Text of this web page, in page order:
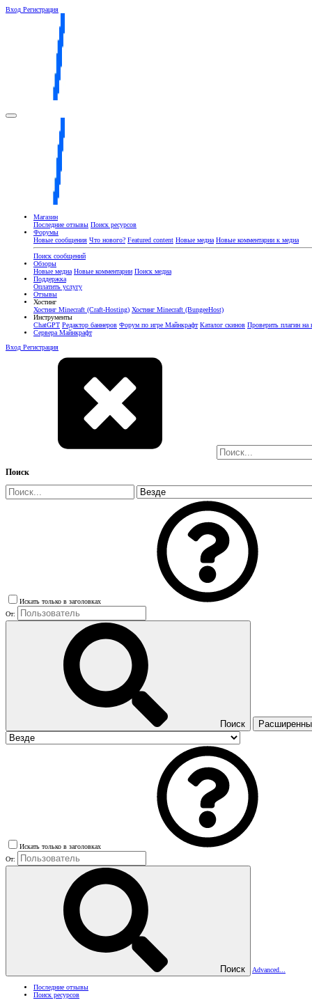
Вход Регистрация
Магазин
Последние отзывы Поиск ресурсов
Форумы
Новые сообщения Что нового? Featured content Новые медиа Новые комментарии к медиа
Поиск сообщений
Обзоры
Новые медиа Новые комментарии Поиск медиа
Поддержка
Оплатить услугу
Отзывы
Хостинг
Хостинг Minecraft (Craft-Hosting) Хостинг Minecraft (BungeeHost)
Инструменты
ChatGPT Редактор баннеров Форум по игре Майнкрафт Каталог скинов Проверить плагин на
Сервера Майнкрафт
Вход Регистрация
Поиск
Искать только в заголовках
От:
Поиск
Искать только в заголовках
От:
Поиск Advanced...
Последние отзывы
Поиск ресурсов